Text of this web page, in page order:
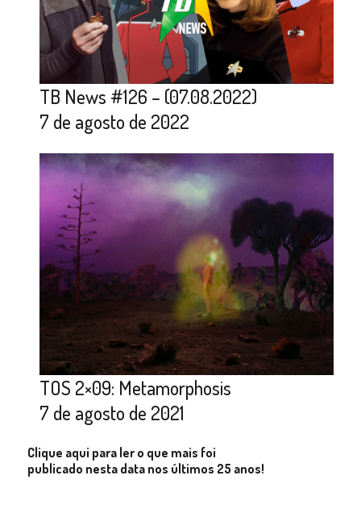
TB News #126 – (07.08.2022)
7 de agosto de 2022
TOS 2×09: Metamorphosis
7 de agosto de 2021
Clique aqui para ler o que mais foi
publicado nesta data nos últimos 25 anos!